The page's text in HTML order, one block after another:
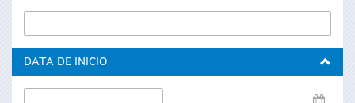
DATA DE INICIO